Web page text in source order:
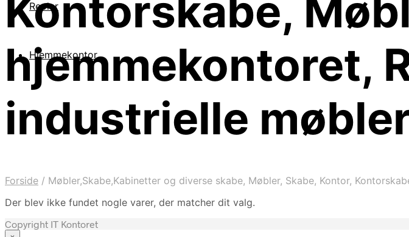
Reoler
Hjemmekontor
Kontorskabe,
hjemmekontoret,
industrielle
Forside / Møbler,Skabe,Kabinetter og diverse skabe, Møbler, Skabe, Kontor,
Der blev ikke fundet nogle varer, der matcher dit valg.
Copyright IT Kontoret